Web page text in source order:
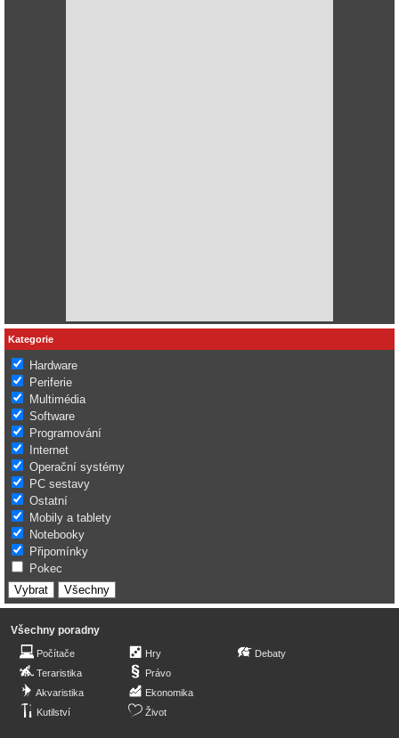
Kategorie
Hardware
Periferie
Multimédia
Software
Programování
Internet
Operační systémy
PC sestavy
Ostatní
Mobily a tablety
Notebooky
Připomínky
Pokec
Všechny poradny
Počítače
Teraristika
Akvaristika
Kutilství
Hry
Právo
Ekonomika
Život
Debaty